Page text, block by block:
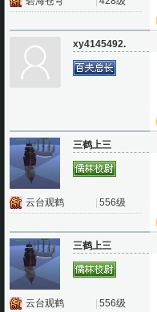
xy4145492.
三鹤上三
云台观鹤 556级
三鹤上三
云台观鹤 556级